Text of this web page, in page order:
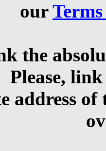
our
the
Please,
address